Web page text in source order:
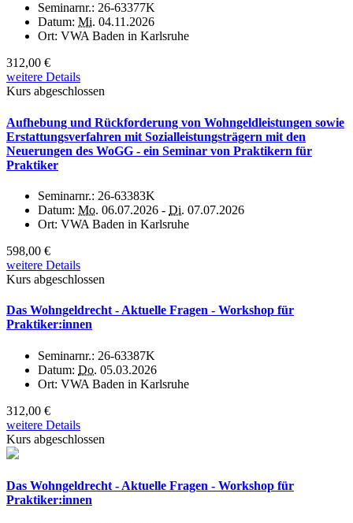
Seminarnr.: 26-63377K
Datum: Mi. 04.11.2026
Ort: VWA Baden in Karlsruhe
312,00 €
weitere Details
Kurs abgeschlossen
Aufhebung und Rückforderung von Wohngeldleistungen sowie
Erstattungsverfahren mit Sozialleistungsträgern mit den
Neuerungen des WoGG - ein Seminar von Praktikern für
Praktiker
Seminarnr.: 26-63383K
Datum: Mo. 06.07.2026 - Di. 07.07.2026
Ort: VWA Baden in Karlsruhe
598,00 €
weitere Details
Kurs abgeschlossen
Das Wohngeldrecht - Aktuelle Fragen - Workshop für
Praktiker:innen
Seminarnr.: 26-63387K
Datum: Do. 05.03.2026
Ort: VWA Baden in Karlsruhe
312,00 €
weitere Details
Kurs abgeschlossen
Das Wohngeldrecht - Aktuelle Fragen - Workshop für
Praktiker:innen